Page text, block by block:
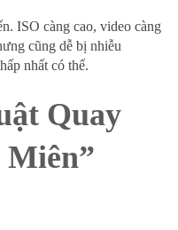
ISO càng cao, video càng
cũng dễ bị nhiễu
nhất có thể.
Quay